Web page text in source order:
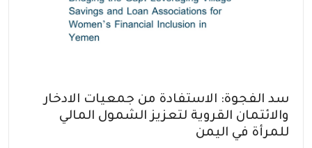
سد الفجوة: الاستفادة من جمعيات الادخار
والائتمان القروية لتعزيز الشمول المالي
للمرأة في اليمن